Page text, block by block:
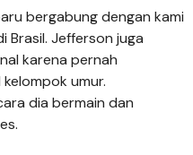
bergabung dengan kami
Brasil. Jefferson juga
karena pernah
umur.
dia bermain dan